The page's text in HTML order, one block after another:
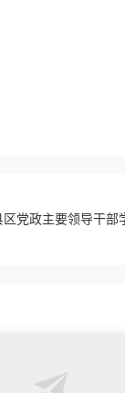
区党政主要领导干部